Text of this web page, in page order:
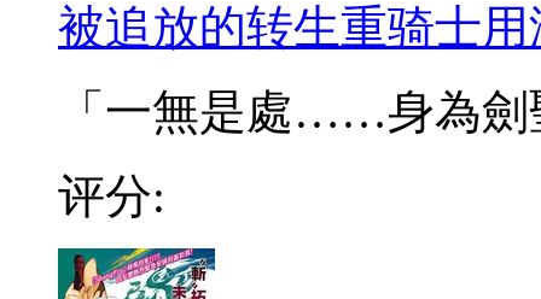
被追放的转生重骑士
「一無是處……身為劍
评分: